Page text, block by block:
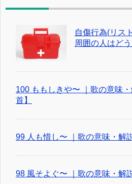
自傷行為(リス
周囲の人はど
100 ももしきや〜 ｜歌の意味
首】
99 人も惜し〜 ｜歌の意味・解
98 風そよぐ〜 ｜歌の意味・解